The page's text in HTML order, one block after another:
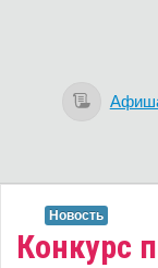
Конкурс
Новость